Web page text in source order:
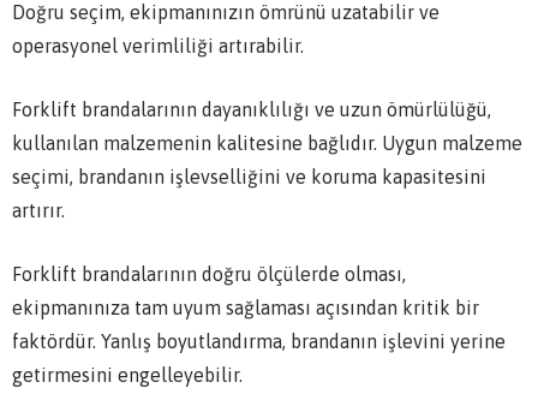
Doğru seçim, ekipmanınızın ömrünü uzatabilir ve
operasyonel verimliliği artırabilir.
Forklift brandalarının dayanıklılığı ve uzun ömürlülüğü,
kullanılan malzemenin kalitesine bağlıdır. Uygun malzeme
seçimi, brandanın işlevselliğini ve koruma kapasitesini
artırır.
Forklift brandalarının doğru ölçülerde olması,
ekipmanınıza tam uyum sağlaması açısından kritik bir
faktördür. Yanlış boyutlandırma, brandanın işlevini yerine
getirmesini engelleyebilir.